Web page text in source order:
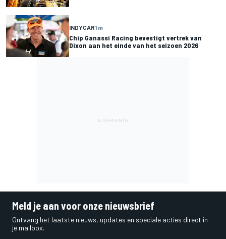
INDYCAR1 m
Chip Ganassi Racing bevestigt vertrek van
Dixon aan het einde van het seizoen 2026
Meld je aan voor onze nieuwsbrief
Ontvang het laatste nieuws, updates en speciale acties direct in
je mailbox.